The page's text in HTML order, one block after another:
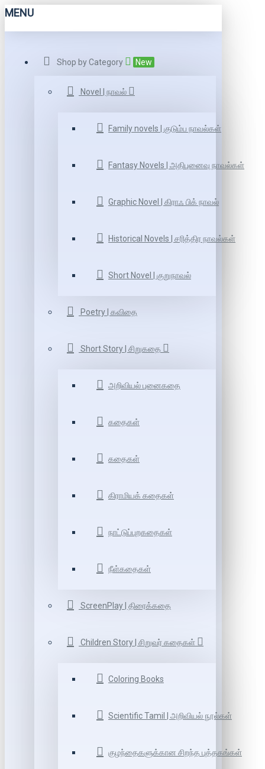
MENU
Shop by Category New
Novel | நாவல்
Family novels | குடும்ப நாவல்கள்
Fantasy Novels | அதிபுனைவு நாவல்கள்
Graphic Novel | கிராஃ பிக் நாவல்
Historical Novels | சரித்திர நாவல்கள்
Short Novel | குறுநாவல்
Poetry | கவிதை
Short Story | சிறுகதை
அறிவியல் புனைகதை
கதைகள்
கதைகள்
கிராமியக் கதைகள்
நாட்டுப்புறகதைகள்
நீள்கதைகள்
ScreenPlay | திரைக்கதை
Children Story | சிறுவர் கதைகள்
Coloring Books
Scientific Tamil | அறிவியல் நூல்கள்
குழந்தைகளுக்கான சிறந்த புத்தகங்கள்